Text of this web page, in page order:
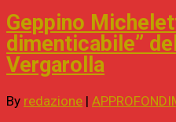
Geppino
dimenticabile”
Vergarolla
By redazione |